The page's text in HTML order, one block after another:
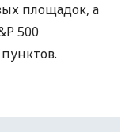
площадок, а
500